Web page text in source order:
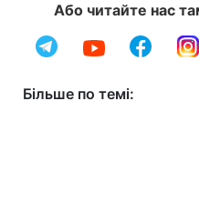
Або читайте нас
Більше по темі: